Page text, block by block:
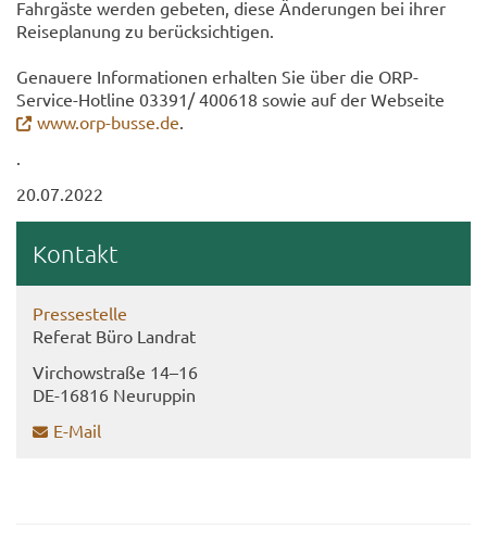
Fahr­gäs­te wer­den ge­be­ten, diese Än­de­run­gen bei ihrer
Rei­se­pla­nung zu be­rück­sich­ti­gen.
Ge­naue­re In­for­ma­tio­nen er­hal­ten Sie über die ORP-​
Service-Hotline 03391/ 400618 sowie auf der Web­sei­te
www.orp-​busse.de.
.
20.07.2022
Kon­takt
Pres­se­stel­le
Re­fe­rat Büro Land­rat
Virch­ow­stra­ße 14–16
DE-​16816 Neu­rup­pin
E-​Mail